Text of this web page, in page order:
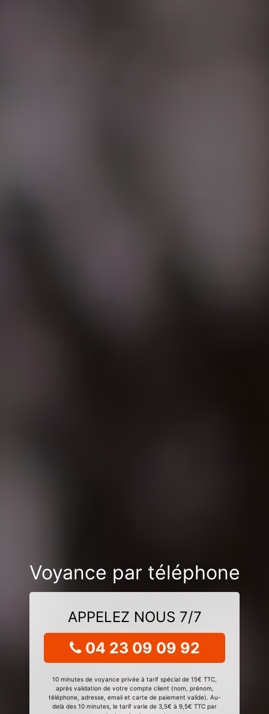
Voyance par téléphone
APPELEZ NOUS 7/7
04 23 09 09 92
10 minutes de voyance privée à tarif spécial de 15€ TTC,
après validation de votre compte client (nom, prénom,
téléphone, adresse, email et carte de paiement valide). Au-
delà des 10 minutes, le tarif varie de 3,5€ à 9,5€ TTC par